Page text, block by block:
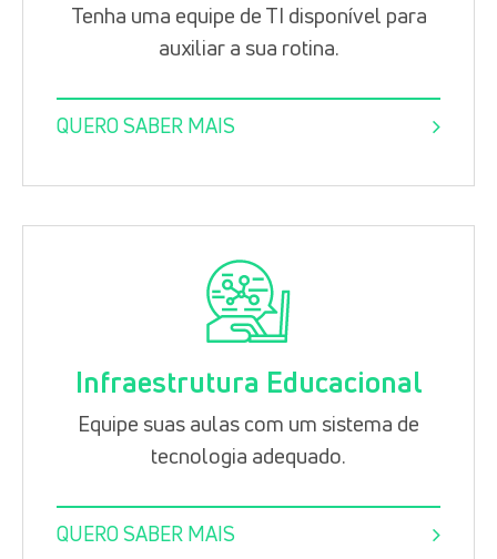
Tenha uma equipe de TI disponível para
auxiliar a sua rotina.
QUERO SABER MAIS
Infraestrutura Educacional
Equipe suas aulas com um sistema de
tecnologia adequado.
QUERO SABER MAIS